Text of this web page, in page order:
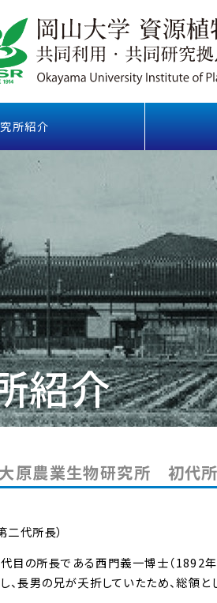
所紹介
紹介
原農業生物研究所 初代
代所長）
目の所長である西門義一博士（1892
、長男の兄が夭折していたため、総領